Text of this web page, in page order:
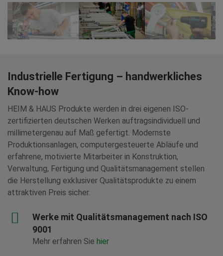
Industrielle Fertigung – handwerkliches
Know-how
HEIM & HAUS Produkte werden in drei eigenen ISO-
zertifizierten deutschen Werken auftragsindividuell und
millimetergenau auf Maß gefertigt. Modernste
Produktionsanlagen, computergesteuerte Abläufe und
erfahrene, motivierte Mitarbeiter in Konstruktion,
Verwaltung, Fertigung und Qualitätsmanagement stellen
die Herstellung exklusiver Qualitätsprodukte zu einem
attraktiven Preis sicher.
Werke mit Qualitätsmanagement nach ISO
9001
Mehr erfahren Sie hier